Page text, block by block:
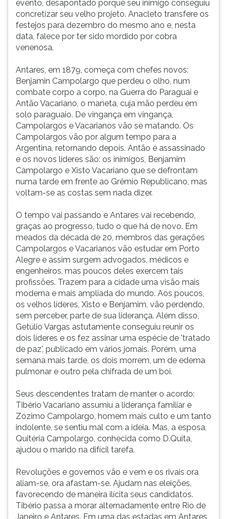
evento, desapontado porque seu inimigo conseguiu
concretizar seu velho projeto. Anacleto transfere os
festejos para dezembro do mesmo ano e, nesta
data, falece por ter sido mordido por cobra
venenosa.
Antares, em 1879, começa com chefes novos:
Benjamin Campolargo que perdeu o olho, num
combate corpo a corpo, na Guerra do Paraguai e
Antão Vacariano, o maneta, cuja mão perdeu em
solo paraguaio. De vingança em vingança,
Campolargos e Vacarianos vão se matando. Os
Campolargos vão por algum tempo para a
Argentina, retornando depois. Antão é assassinado
e os novos líderes são: os inimigos, Benjamim
Campolargo e Xisto Vacariano que se defrontam
numa tarde em frente ao Grêmio Republicano, mas
voltam-se as costas sem nada dizer.
O tempo vai passando e Antares vai recebendo,
graças ao progresso, tudo o que há de novo. Em
meados da década de 20, membros das gerações
Campolargos e Vacarianos vão estudar em Porto
Alegre e assim surgem advogados, médicos e
engenheiros, mas poucos deles exercem tais
profissões. Trazem para a cidade uma visão mais
moderna e mais ampliada do mundo. Aos poucos,
os velhos líderes, Xisto e Benjamim, vão perdendo,
sem perceber, parte de sua liderança. Além disso,
Getúlio Vargas astutamente conseguiu reunir os
dois líderes e os fez assinar uma espécie de 'tratado
de paz', publicado em vários jornais. Porém, uma
semana mais tarde, os dois morrem, um de edema
pulmonar e outro pela chifrada de um boi.
Seus descendentes tratam de manter o acordo:
Tibério Vacariano assumiu a liderança familiar e
Zózimo Campolargo, homem mais culto e um tanto
indolente, se sentiu mal com a ideia. Mas, a esposa,
Quitéria Campolargo, conhecida como D.Quita,
ajudou o marido na difícil tarefa.
Revoluções e governos vão e vem e os rivais ora
aliam-se, ora afastam-se. Ajudam nas eleições,
favorecendo de maneira ilícita seus candidatos.
Tibério passa a morar alternadamente entre Rio de
Janeiro e Antares. Em uma das estadas em Antares,